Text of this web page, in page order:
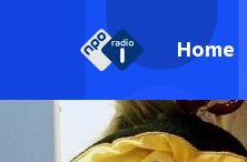
Home